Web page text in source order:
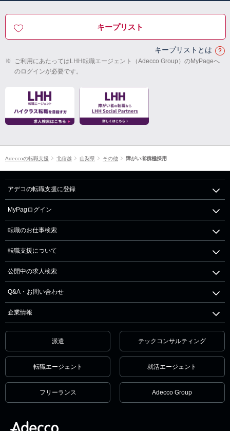
キープリスト
キープリストとは
※ ご利用にあたってはLHH転職エージェント（Adecco Group）のMyPageへ
のログインが必要です。
Adeccoの転職支援 北信越 山梨県 その他 障がい者積極採用
アデコの転職支援に登録
MyPagログイン
転職のお仕事検索
転職支援について
公開中の求人検索
Q&A・お問い合わせ
企業情報
派遣 テックコンサルティング
転職エージェント 就活エージェント
フリーランス Adecco Group